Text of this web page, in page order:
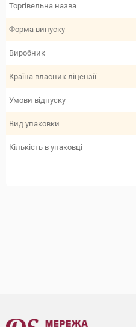
Торгівельна назва
Форма випуску
Виробник
Країна власник ліцензії
Умови відпуску
Вид упаковки
Кількість в упаковці